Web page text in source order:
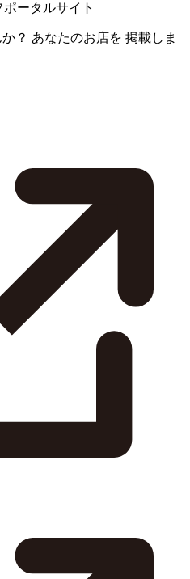
ータルサイト
？ あなたのお店を 掲載しま